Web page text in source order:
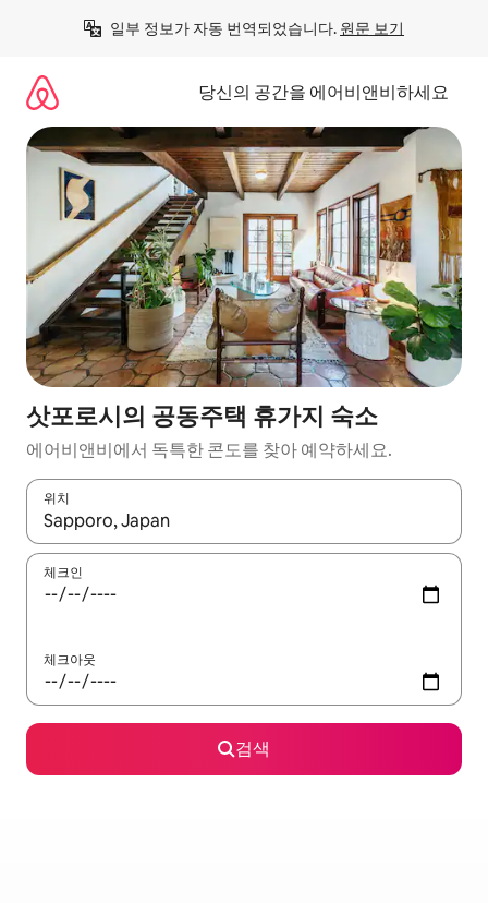
일부 정보가 자동 번역되었습니다. 원문 보기
당신의 공간을 에어비앤비하세요
삿포로시의 공동주택 휴가지 숙소
에어비앤비에서 독특한 콘도를 찾아 예약하세요.
위치
결과가 나오면 위·아래 화살표 키를 사용하거나 터치 또는 스와이
체크인
체크아웃
검색